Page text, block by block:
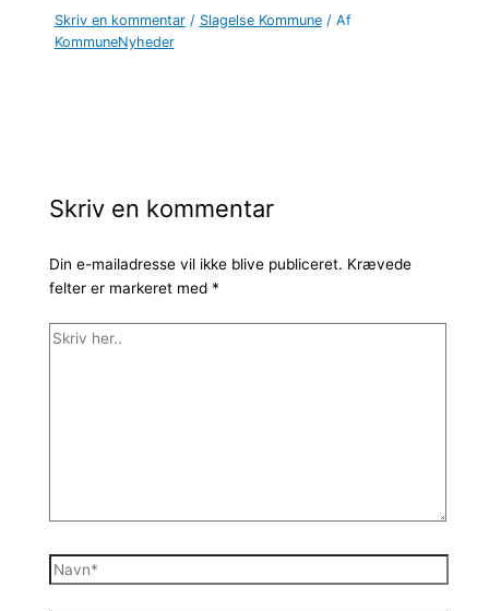
Skriv en kommentar / Slagelse Kommune/ Af
KommuneNyheder
Skriv en kommentar
Din e-mailadresse vil ikke blive publiceret. Krævede
felter er markeret med *
Skriv
Navn*